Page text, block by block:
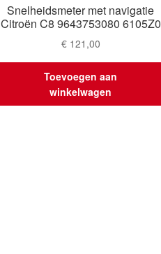
Snelheidsmeter met navigatie
Citroën C8 9643753080 6105Z0
€121,00
Toevoegen aan
winkelwagen